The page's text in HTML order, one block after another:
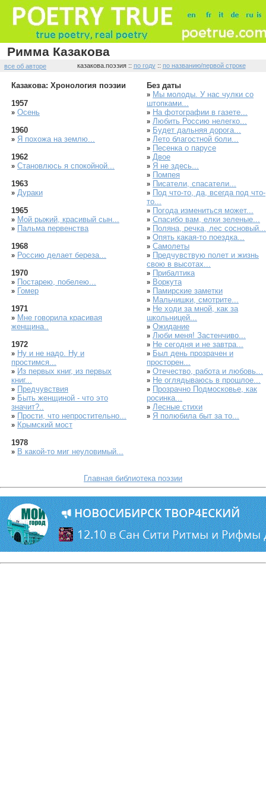
Римма Казакова
все об авторе казакова.поэзия :: по году:: по названию/первой строке
Казакова: Хронология поэзии
1957
» Осень
1960
» Я похожа на землю...
1962
» Становлюсь я спокойной...
1963
» Дураки
1965
» Мой рыжий, красивый сын...
» Пальма первенства
1968
» Россию делает береза...
1970
» Постарею, побелею...
» Гомер
1971
» Мне говорила красивая
женщина..
1972
» Ну и не надо. Ну и
простимся...
» Из первых книг, из первых
книг...
» Предчувствия
» Быть женщиной - что это
значит?..
» Прости, что непростительно...
» Крымский мост
1978
» В какой-то миг неуловимый...
Без даты
» Мы молоды. У нас чулки со
штопками...
» На фотографии в газете...
» Любить Россию нелегко...
» Будет дальняя дорога...
» Лето благостной боли...
» Песенка о парусе
» Двое
» Я не здесь...
» Помпея
» Писатели, спасатели...
» Под что-то, да, всегда под что-
то...
» Погода измениться может...
» Спасибо вам, елки зеленые...
» Поляна, речка, лес сосновый...
» Опять какая-то поездка...
» Самолеты
» Предчувствую полет и жизнь
свою в высотах...
» Прибалтика
» Воркута
» Памирские заметки
» Мальчишки, смотрите...
» Не ходи за мной, как за
школьницей...
» Ожидание
» Люби меня! Застенчиво...
» Не сегодня и не завтра...
» Был день прозрачен и
просторен...
» Отечество, работа и любовь...
» Не оглядываюсь в прошлое...
» Прозрачно Подмосковье, как
росинка...
» Лесные стихи
» Я полюбила быт за то...
Главная библиотека поэзии